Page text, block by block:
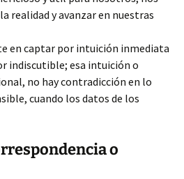
realidad y avanzar en nuestras
en captar por intuición inmediata
indiscutible; esa intuición o
no hay contradicción en lo
cuando los datos de los
o